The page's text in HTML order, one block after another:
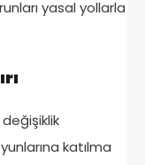
yasal yollarla
katılma